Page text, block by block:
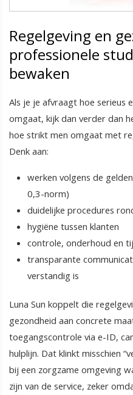
Regelgeving en
professionele
bewaken
Als je je afvraagt hoe serieus
omgaat, kijk dan verder dan
hoe strikt men omgaat met
Denk aan:
werken volgens de
0,3-norm)
duidelijke procedures
hygiëne tussen klanten
controle, onderhoud en
transparante
verstandig is
Luna Sun koppelt die
gezondheid aan concrete
toegangscontrole via e-ID,
hulplijn. Dat klinkt misschien
bij een zorgzame omgeving
zijn van de service, zeker